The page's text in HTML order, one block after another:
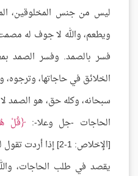
ليس من جنس المخلوقين،
ويطعم، والله لا جوف له
فسر بالصمد. وفسر الصمد
الخلائق في حاجاتها، وترجوه،
سبحانه، وكله حق، هو الصمد
الحاجات -جل وعلا-:
قُلْ
[الإخلاص: 1-2] إذا
يقصد في طلب الحاجات،